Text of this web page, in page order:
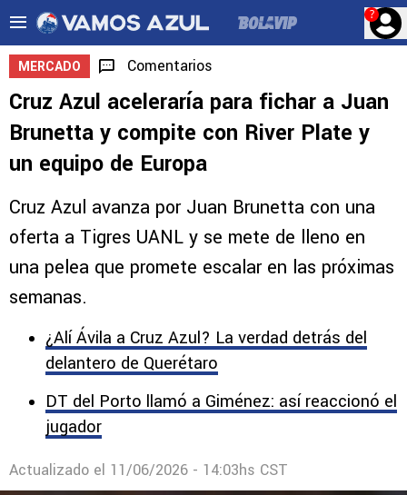
?
MERCADO Comentarios
Cruz Azul aceleraría para fichar a Juan
Brunetta y compite con River Plate y
un equipo de Europa
Cruz Azul avanza por Juan Brunetta con una
oferta a Tigres UANL y se mete de lleno en
una pelea que promete escalar en las próximas
semanas.
¿Alí Ávila a Cruz Azul? La verdad detrás del
delantero de Querétaro
DT del Porto llamó a Giménez: así reaccionó el
jugador
Actualizado el 11/06/2026 - 14:03hs CST